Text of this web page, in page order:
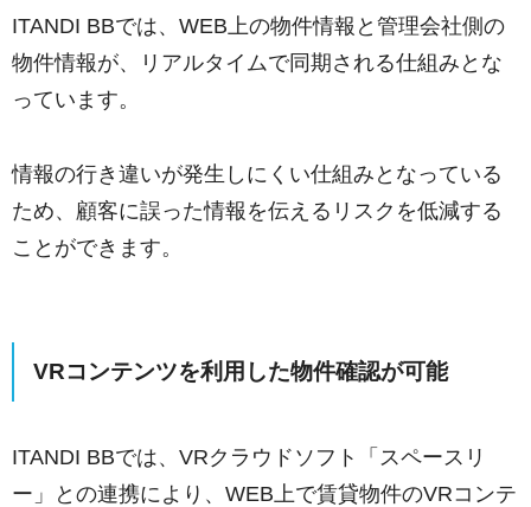
ITANDI BBでは、WEB上の物件情報と管理会社側の
物件情報が、リアルタイムで同期される仕組みとな
っています。
情報の行き違いが発生しにくい仕組みとなっている
ため、顧客に誤った情報を伝えるリスクを低減する
ことができます。
VRコンテンツを利用した物件確認が可能
ITANDI BBでは、VRクラウドソフト「スペースリ
ー」との連携により、WEB上で賃貸物件のVRコンテ